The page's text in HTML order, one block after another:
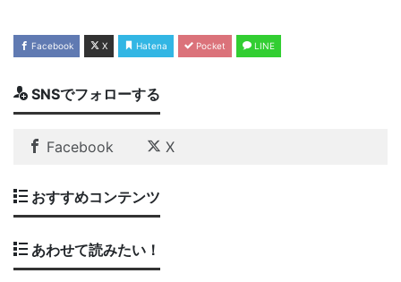
Facebook X Hatena Pocket LINE
SNSでフォローする
Facebook X
おすすめコンテンツ
あわせて読みたい！